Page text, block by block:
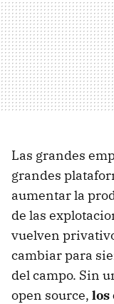
Las grandes
grandes
aumentar la
de las
vuelven
cambiar para
del campo. Sin
open source, los